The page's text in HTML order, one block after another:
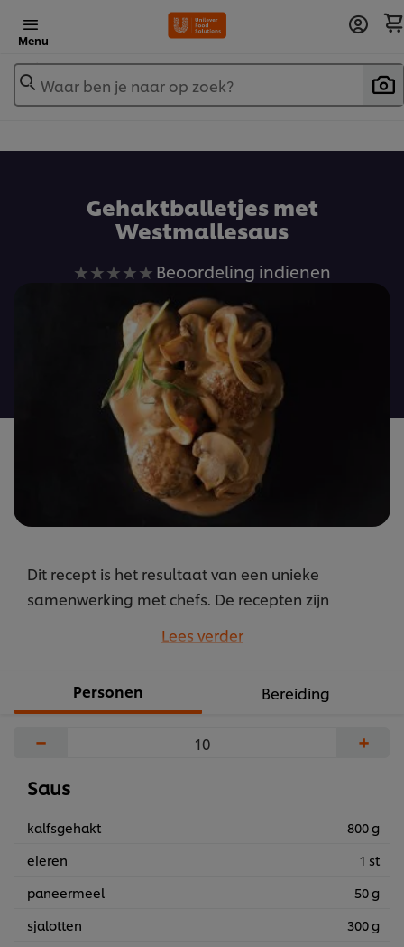
Menu
Waar ben je naar op zoek?
Gehaktballetjes met
Westmallesaus
Geen
beoordelingen
ingediend
voor
deze
recipe
Beoordeling indienen
Dit recept is het resultaat van een unieke
samenwerking met chefs. De recepten zijn
en Place”. Recepten door chefs voor chefs.
Lees verder
Personen Bereiding
− +
Saus
kalfsgehakt
800 g
eieren
1 st
paneermeel
50 g
sjalotten
300 g